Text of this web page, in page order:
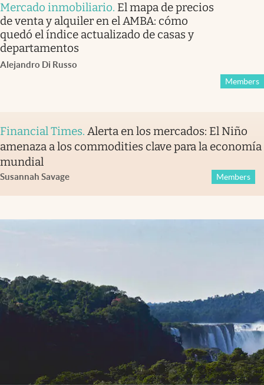
Mercado inmobiliario. El mapa de precios
de venta y alquiler en el AMBA: cómo
quedó el índice actualizado de casas y
departamentos
Alejandro Di Russo
Members
Financial Times. Alerta en los mercados: El Niño
amenaza a los commodities clave para la economía
mundial
Susannah Savage Members